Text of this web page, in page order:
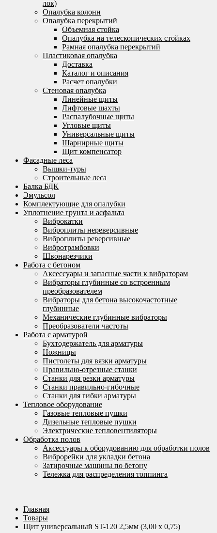
лок)
Опалубка колонн
Опалубка перекрытий
Объемная стойка
Опалубка на телескопических стойках
Рамная опалубка перекрытий
Пластиковая опалубка
Доставка
Каталог и описания
Расчет опалубки
Стеновая опалубка
Линейные щиты
Лифтовые шахты
Распалубочные щиты
Угловые щиты
Универсальные щиты
Шарнирные щиты
Щит компенсатор
Фасадные леса
Вышки-туры
Строительные леса
Балка БДК
Эмульсол
Комплектующие для опалубки
Уплотнение грунта и асфальта
Виброкатки
Виброплиты нереверсивные
Виброплиты реверсивные
Вибротрамбовки
Швонарезчики
Работа с бетоном
Аксессуары и запасные части к вибраторам
Вибраторы глубинные со встроенным
преобразователем
Вибраторы для бетона высокочастотные
глубинные
Механические глубинные вибраторы
Преобразователи частоты
Работа с арматурой
Бухтодержатель для арматуры
Ножницы
Пистолеты для вязки арматуры
Правильно-отрезные станки
Станки для резки арматуры
Станки правильно-гибочные
Станки для гибки арматуры
Тепловое оборудование
Газовые тепловые пушки
Дизельные тепловые пушки
Электрические тепловентиляторы
Обработка полов
Аксессуары к оборудованию для обработки полов
Виброрейки для укладки бетона
Затирочные машины по бетону
Тележка для распределения топпинга
Главная
Товары
Щит универсальный ST-120 2,5мм (3,00 х 0,75)